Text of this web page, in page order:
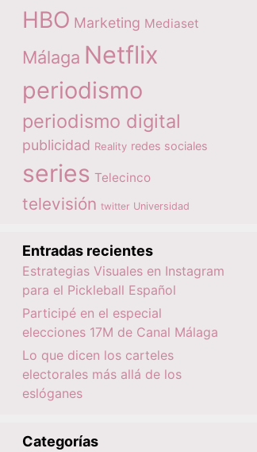
HBO Marketing Mediaset
Málaga Netflix
periodismo
periodismo digital
publicidad Reality redes sociales
series Telecinco
televisión twitter Universidad
Entradas recientes
Estrategias Visuales en Instagram
para el Pickleball Español
Participé en el especial
elecciones 17M de Canal Málaga
Lo que dicen los carteles
electorales más allá de los
eslóganes
Categorías